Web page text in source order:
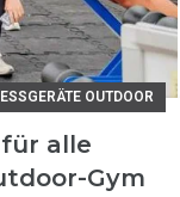
OUTDOOR
alle
Gym